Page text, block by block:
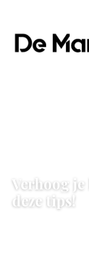
Verhoog
deze tips!